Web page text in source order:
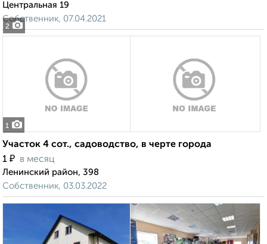
2
Центральная 19
Собственник, 07.04.2021
1
Участок 4 сот., садоводство, в черте города
1 ₽ в месяц
Ленинский район, 398
Собственник, 03.03.2022